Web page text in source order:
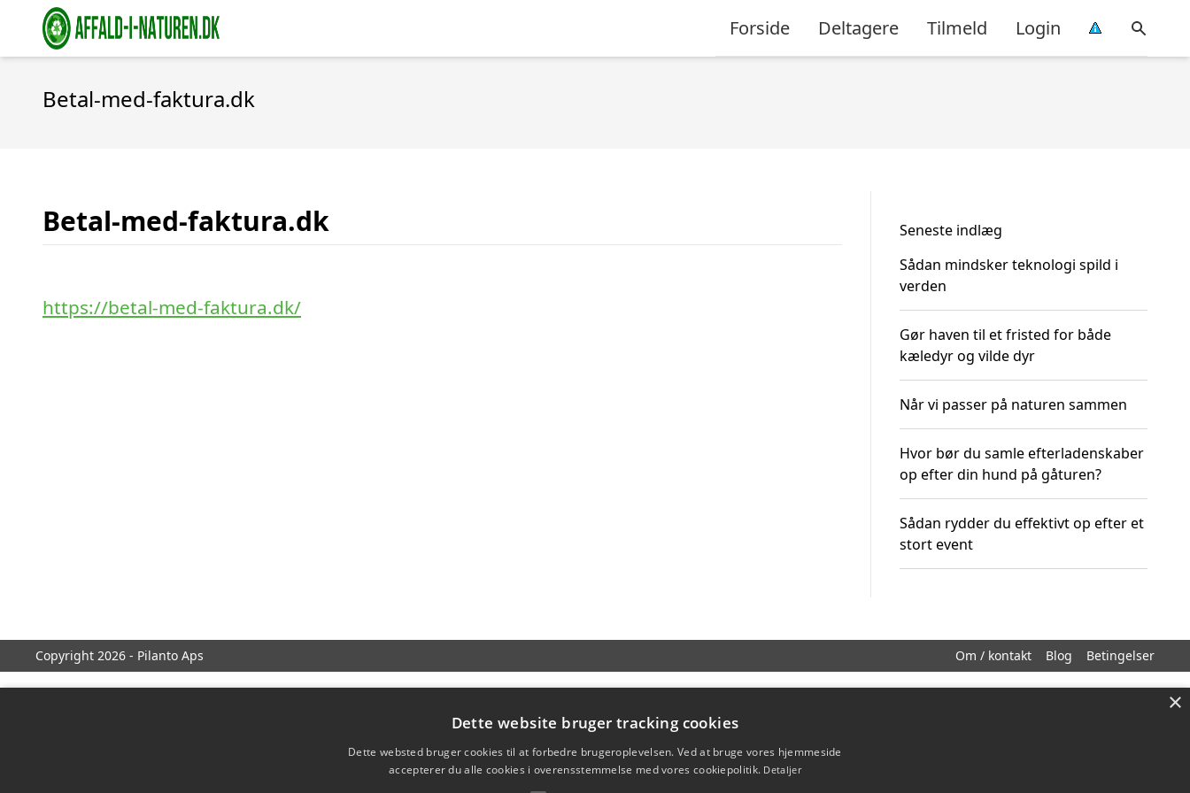
Forside Deltagere Tilmeld Login
Betal-med-faktura.dk
Betal-med-faktura.dk
https://betal-med-faktura.dk/
Seneste indlæg
Sådan mindsker teknologi spild i
verden
Gør haven til et fristed for både
kæledyr og vilde dyr
Når vi passer på naturen sammen
Hvor bør du samle efterladenskaber
op efter din hund på gåturen?
Sådan rydder du effektivt op efter et
stort event
Copyright 2026 - Pilanto Aps Om / kontakt Blog Betingelser
×
Dette website bruger tracking cookies
Dette websted bruger cookies til at forbedre brugeroplevelsen. Ved at bruge vores hjemmeside
accepterer du alle cookies i overensstemmelse med vores cookiepolitik. Detaljer